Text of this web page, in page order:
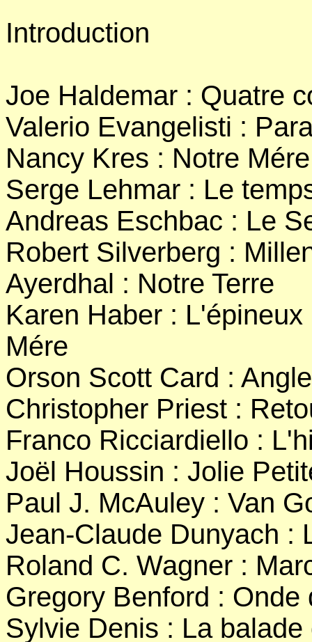
Introduction
Joe Haldemar : Quatre
Valerio Evangelisti :
Nancy Kres : Notre
Serge Lehmar : Le
Andreas Eschbac : Le
Robert Silverberg :
Ayerdhal : Notre Terre
Karen Haber :
Mére
Orson Scott Card :
Christopher Priest :
Franco Ricciardiello :
Joël Houssin : Jolie
Paul J. McAuley : Van
Jean-Claude Dunyach :
Roland C. Wagner :
Gregory Benford : Onde
Sylvie Denis : La